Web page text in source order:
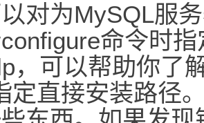
对为MySQL服
命令时
，可以帮助你了
定直接安装路径